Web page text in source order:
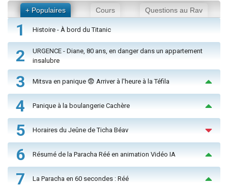
+ Populaires Cours Questions au Rav
1 Histoire - À bord du Titanic
2
URGENCE - Diane, 80 ans, en danger dans un appartement
insalubre
3 Mitsva en panique 😨 Arriver à l'heure à la Téfila
4 Panique à la boulangerie Cachère
5 Horaires du Jeûne de Ticha Béav
6 Résumé de la Paracha Réé en animation Vidéo IA
7 La Paracha en 60 secondes : Réé